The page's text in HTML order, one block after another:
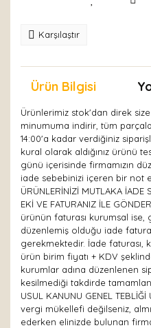
Karşılaştır
Ürün Bilgisi
Ürünlerimiz stok'dan direk
minumuma indirir, tüm
14:00'a kadar verdiğiniz
kural olarak aldığınız ürünü
günü içerisinde firmamızın
iade sebebinizi içeren bir not
ÜRÜNLERİNİZİ MUTLAKA İADE
EKİ VE FATURANIZ İLE
ürünün faturası kurumsal
düzenlemiş olduğu iade
gerekmektedir. İade faturası,
ürün birim fiyatı + KDV
kurumlar adına düzenlenen
kesilmediği takdirde
USUL KANUNU GENEL
vergi mükellefi değilseniz,
ederken elinizde bulunan